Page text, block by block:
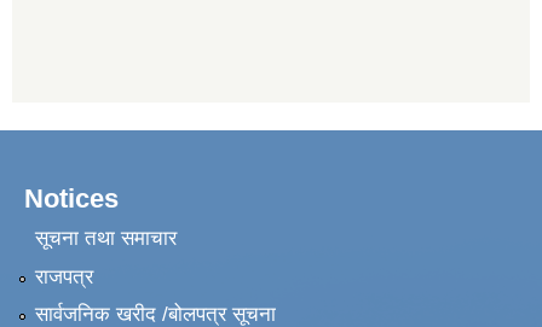
Notices
सूचना तथा समाचार
राजपत्र
सार्वजनिक खरीद /बोलपत्र सूचना